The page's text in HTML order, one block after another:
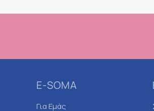
E-SOMA
Για Εμάς